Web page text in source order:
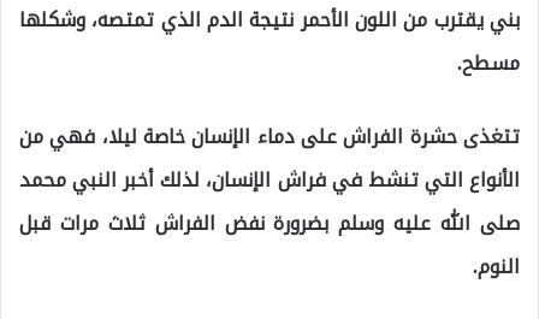
بني يقترب من اللون الأحمر نتيجة الدم الذي تمتصه، وشكلها
مسطح.
تتغذى حشرة الفراش على دماء الإنسان خاصة ليلا، فهي من
الأنواع التي تنشط في فراش الإنسان، لذلك أخبر النبي محمد
صلى الله عليه وسلم بضرورة نفض الفراش ثلاث مرات قبل
النوم.